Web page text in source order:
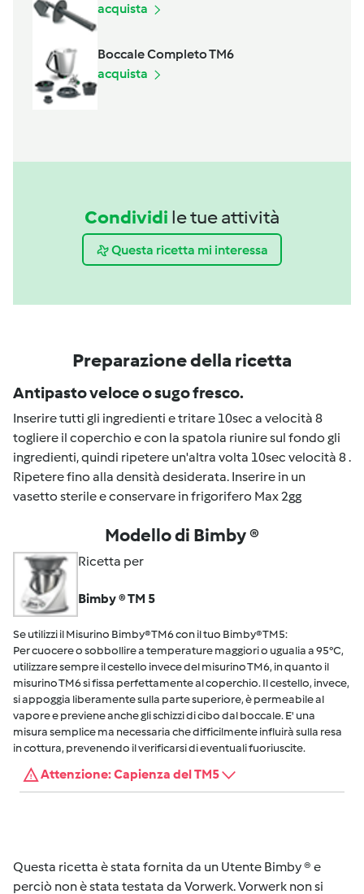
acquista
Boccale Completo TM6
acquista
Condividi le tue attività
Questa ricetta mi interessa
Preparazione della ricetta
Antipasto veloce o sugo fresco.
Inserire tutti gli ingredienti e tritare 10sec a velocità 8
togliere il coperchio e con la spatola riunire sul fondo gli
ingredienti, quindi ripetere un'altra volta 10sec velocità 8 .
Ripetere fino alla densità desiderata. Inserire in un
vasetto sterile e conservare in frigorifero Max 2gg
Modello di Bimby ®
Ricetta per
Bimby ® TM 5
Se utilizzi il Misurino Bimby® TM6 con il tuo Bimby® TM5:
Per cuocere o sobbollire a temperature maggiori o ugualia a 95°C,
utilizzare sempre il cestello invece del misurino TM6, in quanto il
misurino TM6 si fissa perfettamente al coperchio. Il cestello, invece,
si appoggia liberamente sulla parte superiore, è permeabile al
vapore e previene anche gli schizzi di cibo dal boccale. E' una
misura semplice ma necessaria che difficilmente influirà sulla resa
in cottura, prevenendo il verificarsi di eventuali fuoriuscite.
Attenzione: Capienza del TM5
Questa ricetta è stata fornita da un Utente Bimby ® e
perciò non è stata testata da Vorwerk. Vorwerk non si